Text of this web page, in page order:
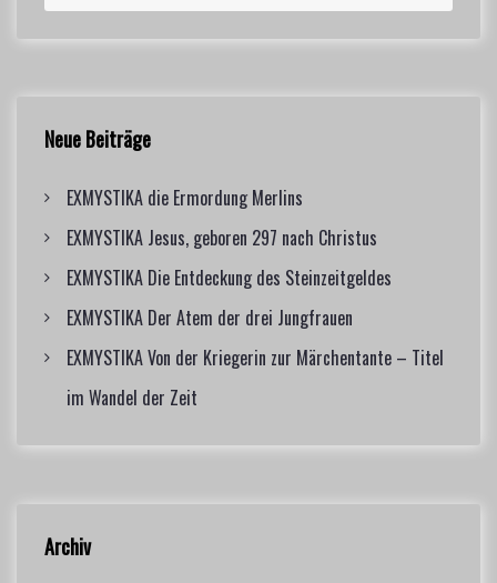
a
r
o
:
r
Neue Beiträge
EXMYSTIKA die Ermordung Merlins
EXMYSTIKA Jesus, geboren 297 nach Christus
EXMYSTIKA Die Entdeckung des Steinzeitgeldes
EXMYSTIKA Der Atem der drei Jungfrauen
EXMYSTIKA Von der Kriegerin zur Märchentante – Titel
im Wandel der Zeit
Archiv